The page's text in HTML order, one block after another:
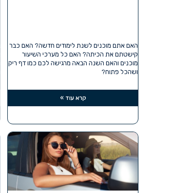
האם אתם מוכנים לשנת לימודים חדשה? האם כבר
קישטתם את הכיתה? האם כל מערכי השיעור
מוכנים והאם השנה הבאה מרגישה לכם כמו דף ריק
ושהכל פתוח?
קרא עוד »